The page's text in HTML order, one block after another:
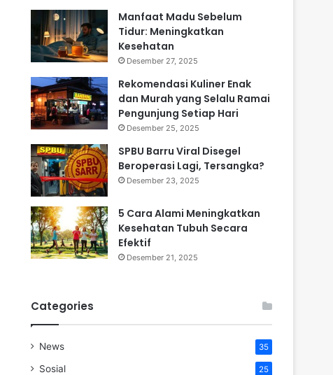
Manfaat Madu Sebelum
Tidur: Meningkatkan
Kesehatan
Desember 27, 2025
Rekomendasi Kuliner Enak
dan Murah yang Selalu Ramai
Pengunjung Setiap Hari
Desember 25, 2025
SPBU Barru Viral Disegel
Beroperasi Lagi, Tersangka?
Desember 23, 2025
5 Cara Alami Meningkatkan
Kesehatan Tubuh Secara
Efektif
Desember 21, 2025
Categories
News 35
Sosial 25